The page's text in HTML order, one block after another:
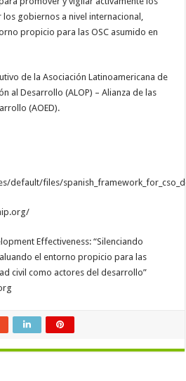
gobiernos a nivel internacional,
propicio para las OSC asumido en
de la Asociación Latinoamericana de
al Desarrollo (ALOP) – Alianza de las
(AOED).
default/files/
Effectiveness: “Silenciando
el entorno propicio para las
civil como actores del desarrollo”